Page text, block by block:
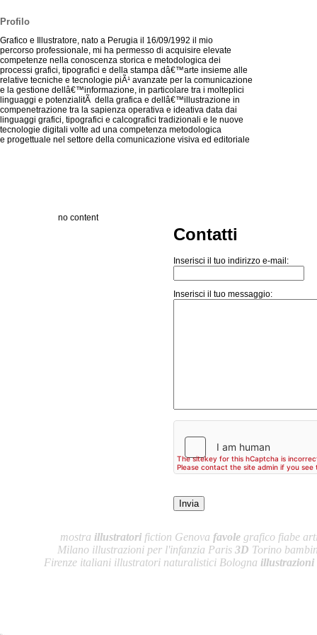
Profilo
Grafico e Illustratore, nato a Perugia il 16/09/1992 il mio
percorso professionale, mi ha permesso di acquisire elevate
competenze nella conoscenza storica e metodologica dei
processi grafici, tipografici e della stampa dâ€™arte insieme alle
relative tecniche e tecnologie piÃ¹ avanzate per la comunicazione
e la gestione dellâ€™informazione, in particolare tra i molteplici
linguaggi e potenzialitÃ della grafica e dellâ€™illustrazione in
compenetrazione tra la sapienza operativa e ideativa data dai
linguaggi grafici, tipografici e calcografici tradizionali e le nuove
tecnologie digitali volte ad una competenza metodologica
e progettuale nel settore della comunicazione visiva ed editoriale
no content
Contatti
Inserisci il tuo indirizzo e-mail:
Inserisci il tuo messaggio:
mostra illustratori fiction Genova favole grafico fiabe
Milano illustrazioni per l'infanzia Paris 3D Torino
Firenze italiani illustratori naturalistici Bologna illustrazioni